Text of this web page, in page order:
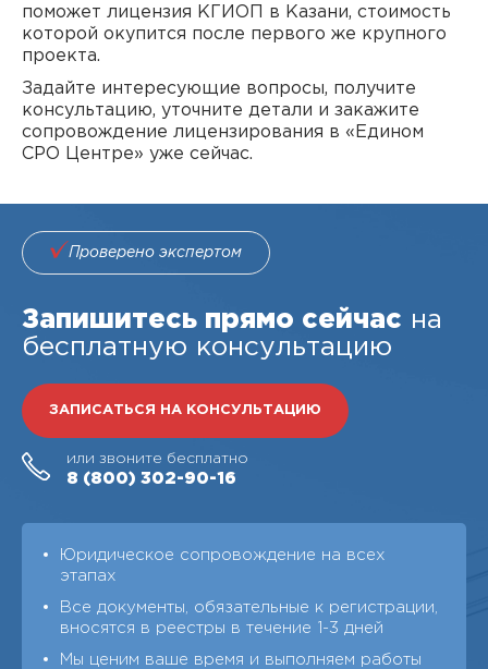
поможет лицензия КГИОП в Казани, стоимость
которой окупится после первого же крупного
проекта.
Задайте интересующие вопросы, получите
консультацию, уточните детали и закажите
сопровождение лицензирования в «Едином
СРО Центре» уже сейчас.
Проверено экспертом
Запишитесь прямо сейчас на
бесплатную консультацию
ЗАПИСАТЬСЯ НА КОНСУЛЬТАЦИЮ
или звоните бесплатно
8 (800) 302-90-16
Юридическое сопровождение на всех
этапах
Все документы, обязательные к регистрации,
вносятся в реестры в течение 1-3 дней
Мы ценим ваше время и выполняем работы